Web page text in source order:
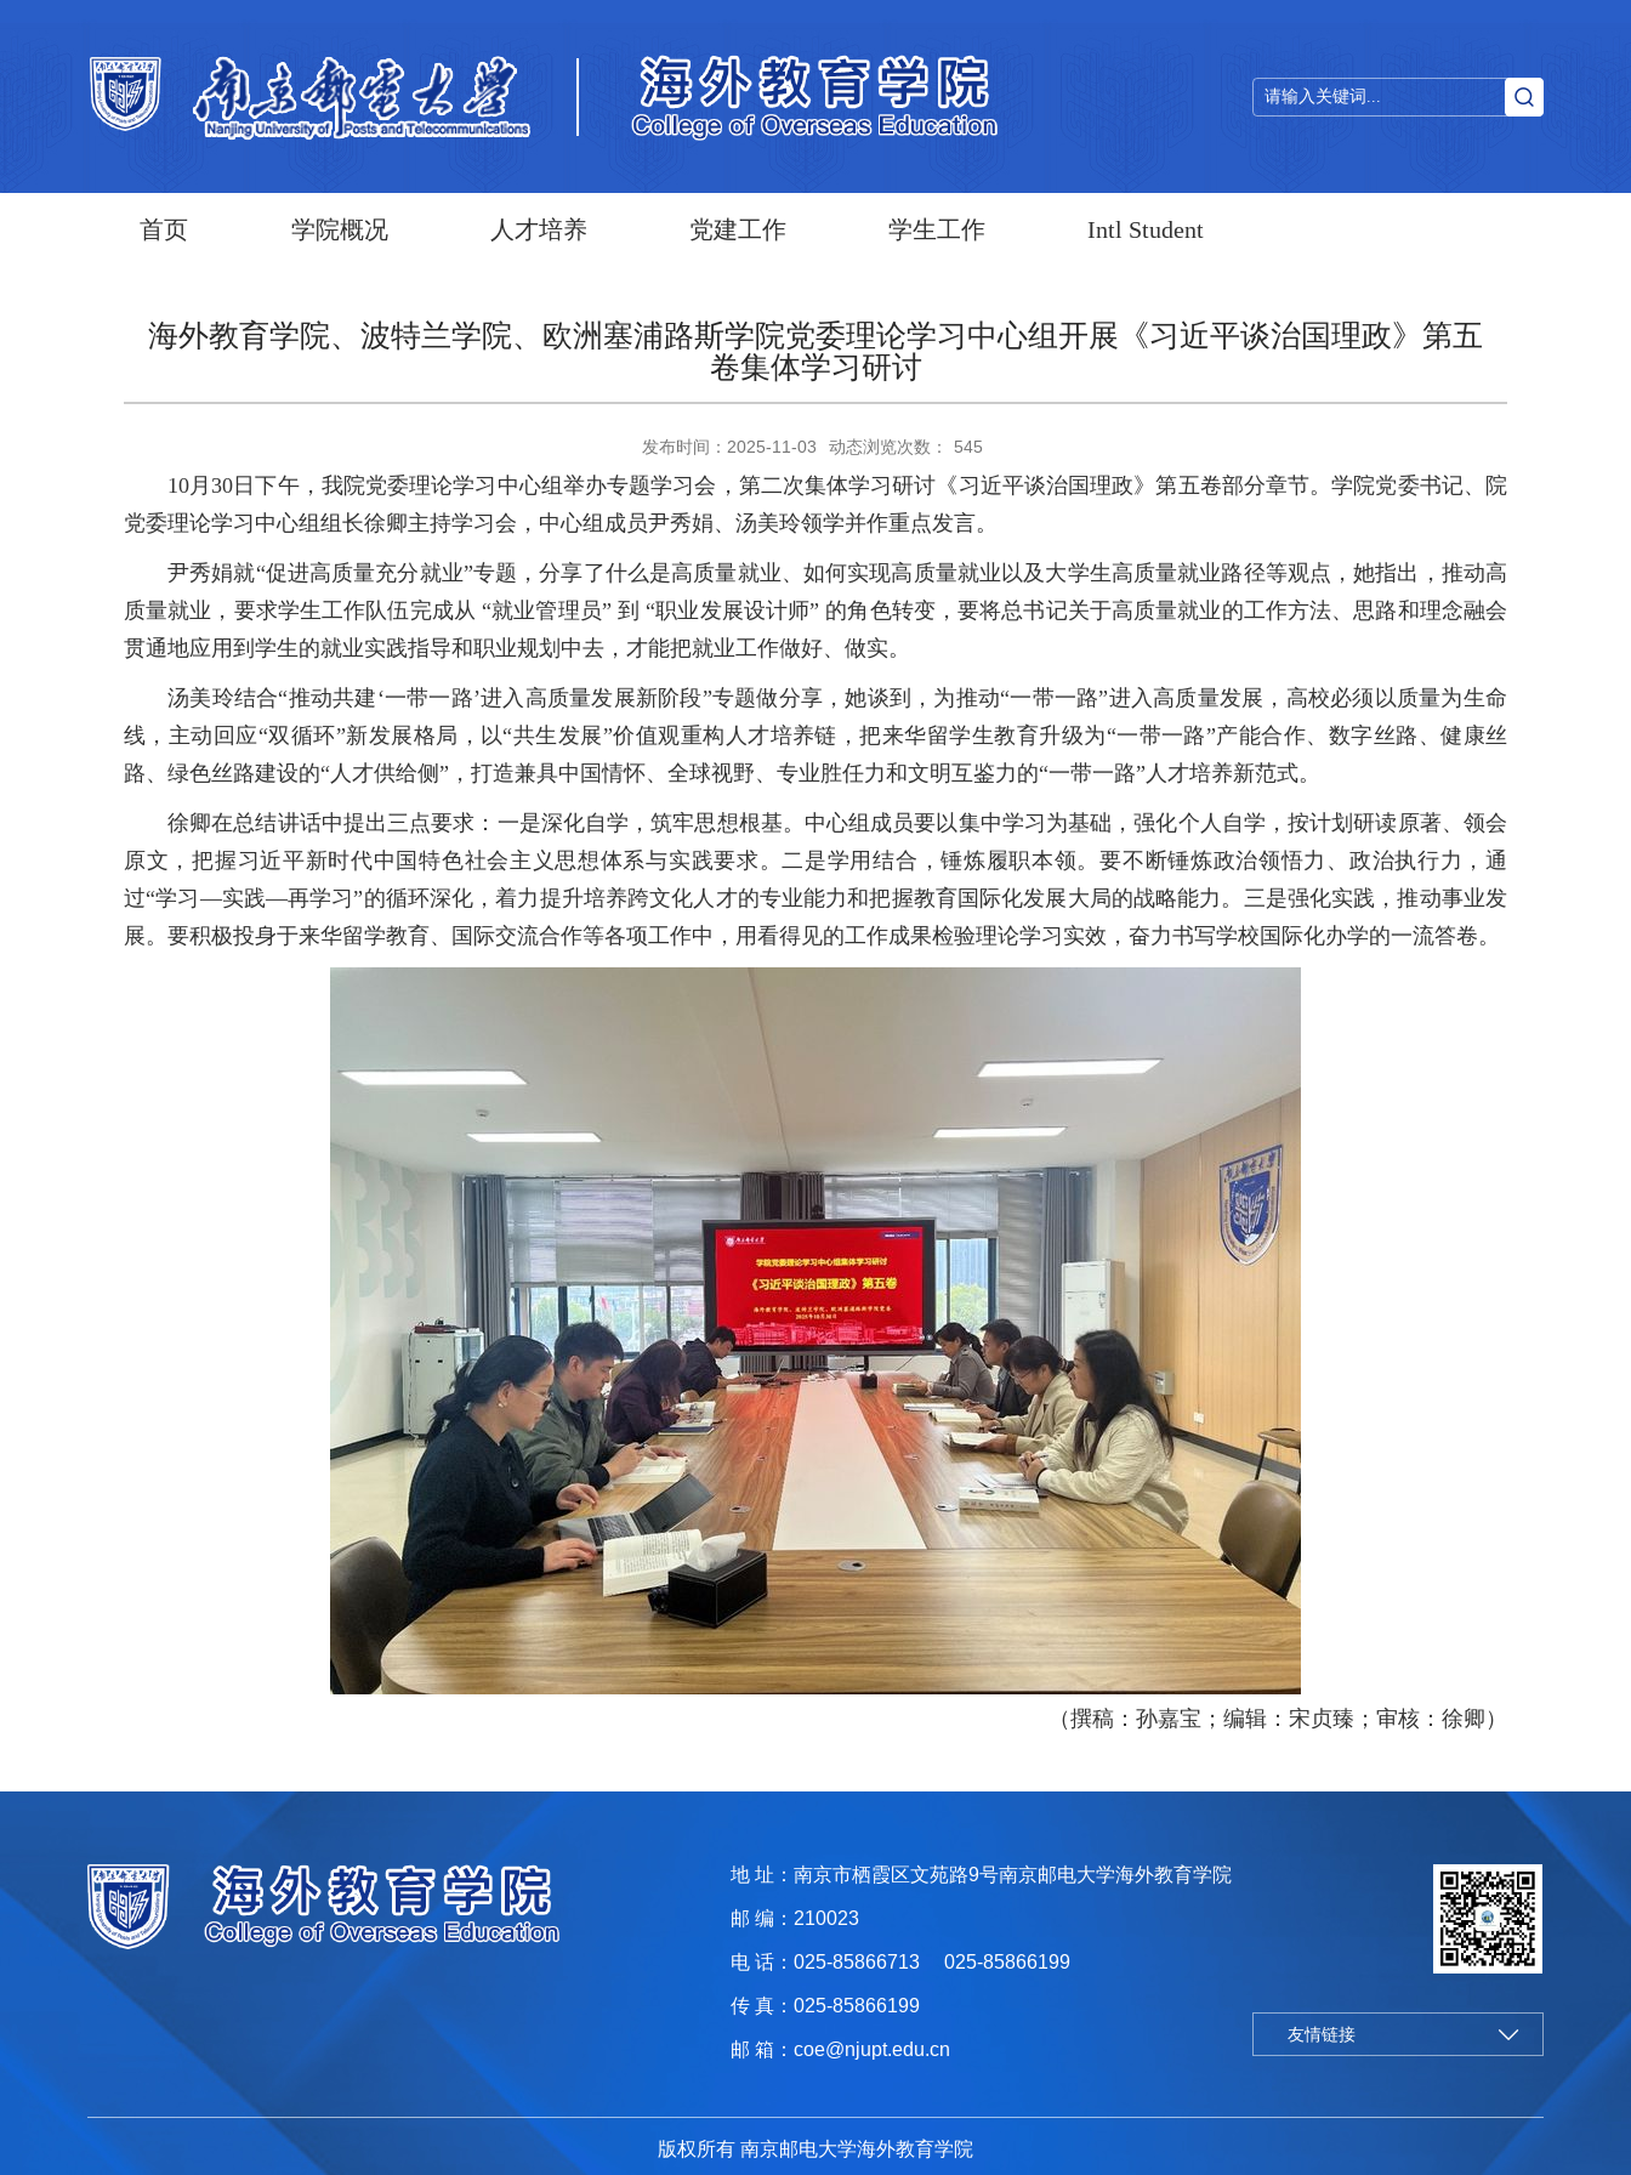
首页 学院概况 人才培养 党建工作 学生工作 Intl Student
海外教育学院、波特兰学院、欧洲塞浦路斯学院党委理论学习中心组开展《习近平谈治国理政》第五
卷集体学习研讨
发布时间：2025-11-03 动态浏览次数： 545
10月30日下午，我院党委理论学习中心组举办专题学习会，第二次集体学习研讨《习近平谈治国理政》第五卷部分章节。学院党委书记、院
党委理论学习中心组组长徐卿主持学习会，中心组成员尹秀娟、汤美玲领学并作重点发言。
尹秀娟就“促进高质量充分就业”专题，分享了什么是高质量就业、如何实现高质量就业以及大学生高质量就业路径等观点，她指出，推动高
质量就业，要求学生工作队伍完成从 “就业管理员” 到 “职业发展设计师” 的角色转变，要将总书记关于高质量就业的工作方法、思路和理念融会
贯通地应用到学生的就业实践指导和职业规划中去，才能把就业工作做好、做实。
汤美玲结合“推动共建‘一带一路’进入高质量发展新阶段”专题做分享，她谈到，为推动“一带一路”进入高质量发展，高校必须以质量为生命
线，主动回应“双循环”新发展格局，以“共生发展”价值观重构人才培养链，把来华留学生教育升级为“一带一路”产能合作、数字丝路、健康丝
路、绿色丝路建设的“人才供给侧”，打造兼具中国情怀、全球视野、专业胜任力和文明互鉴力的“一带一路”人才培养新范式。
徐卿在总结讲话中提出三点要求：一是深化自学，筑牢思想根基。中心组成员要以集中学习为基础，强化个人自学，按计划研读原著、领会
原文，把握习近平新时代中国特色社会主义思想体系与实践要求。二是学用结合，锤炼履职本领。要不断锤炼政治领悟力、政治执行力，通
过“学习—实践—再学习”的循环深化，着力提升培养跨文化人才的专业能力和把握教育国际化发展大局的战略能力。三是强化实践，推动事业发
展。要积极投身于来华留学教育、国际交流合作等各项工作中，用看得见的工作成果检验理论学习实效，奋力书写学校国际化办学的一流答卷。
（撰稿：孙嘉宝；编辑：宋贞臻；审核：徐卿）
地 址：南京市栖霞区文苑路9号南京邮电大学海外教育学院
邮 编：210023
电 话：025-85866713 025-85866199
传 真：025-85866199
邮 箱：coe@njupt.edu.cn
友情链接
版权所有 南京邮电大学海外教育学院